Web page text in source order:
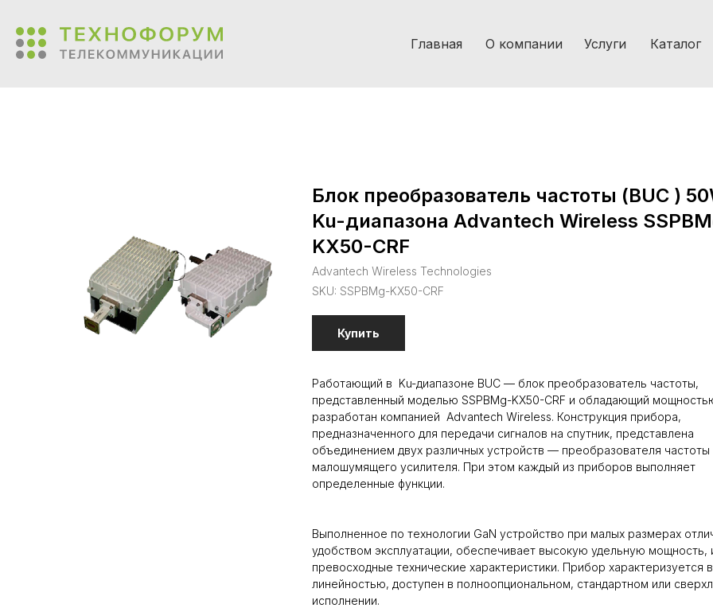
Главная О компании Услуги Каталог
Блок преобразователь частоты (BUC )
Ku-диапазона Advantech Wireless
KX50-CRF
Advantech Wireless Technologies
SKU: SSPBMg-KX50-CRF
Купить
Работающий в Ku-диапазоне BUC — блок преобразователь частоты,
представленный моделью SSPBMg-KX50-CRF и обладающий
разработан компанией Advantech Wireless. Конструкция прибора,
предназначенного для передачи сигналов на спутник, представлена
объединением двух различных устройств — преобразователя частоты
малошумящего усилителя. При этом каждый из приборов выполняет
определенные функции.
Выполненное по технологии GaN устройство при малых размерах
удобством эксплуатации, обеспечивает высокую удельную мощность,
превосходные технические характеристики. Прибор характеризуется
линейностью, доступен в полноопциональном, стандартном или
исполнении.